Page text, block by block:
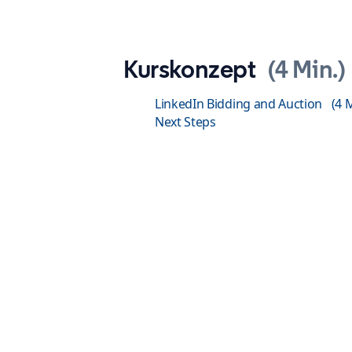
Kurskonzept 4 Min.
LinkedIn Bidding and Auction
4
Next Steps